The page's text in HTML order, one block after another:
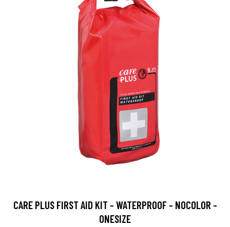
CARE PLUS FIRST AID KIT - WATERPROOF - NOCOLOR -
ONESIZE